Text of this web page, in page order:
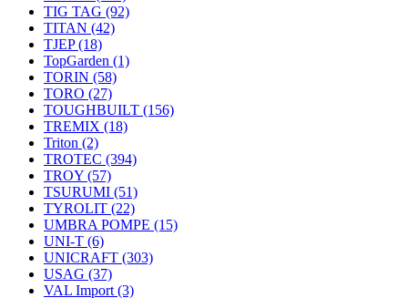
TIG TAG (92)
TITAN (42)
TJEP(18)
TopGarden (1)
TORIN (58)
TORO (27)
TOUGHBUILT (156)
TREMIX (18)
Triton (2)
TROTEC (394)
TROY (57)
TSURUMI (51)
TYROLIT (22)
UMBRA POMPE (15)
UNI-T (6)
UNICRAFT (303)
USAG (37)
VAL Import (3)